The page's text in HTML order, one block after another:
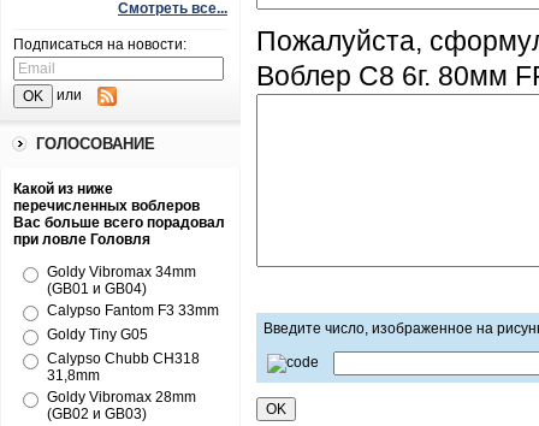
Смотреть все...
Подписаться на новости:
или
ГОЛОСОВАНИЕ
Какой из ниже
перечисленных воблеров
Вас больше всего порадовал
при ловле Головля
Goldy Vibromax 34mm
(GB01 и GB04)
Calypso Fantom F3 33mm
Goldy Tiny G05
Calypso Chubb CH318
31,8mm
Goldy Vibromax 28mm
(GB02 и GB03)
Пожалуйста,
Воблер C8 6г. 80мм
Введите число, изображенное на